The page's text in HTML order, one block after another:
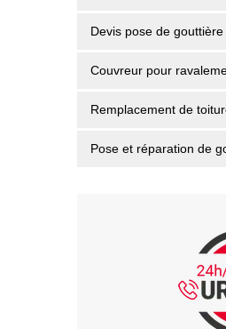
Devis pose de gouttière
Couvreur pour
Remplacement de
Pose et réparation de